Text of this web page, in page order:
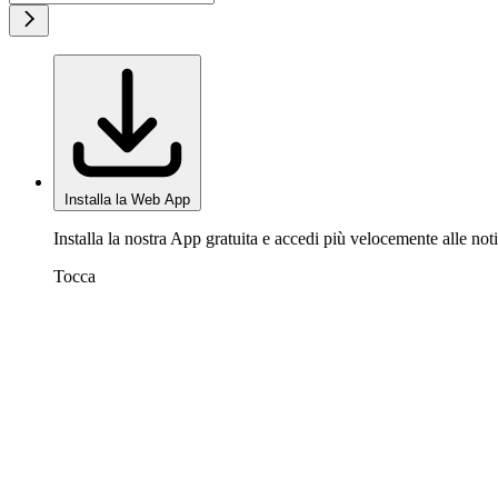
Installa la Web App
Installa la nostra App gratuita e accedi più velocemente alle
Tocca